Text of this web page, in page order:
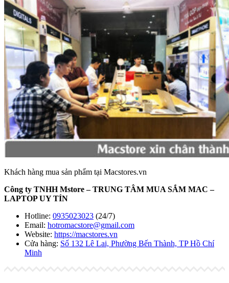
Khách hàng mua sản phẩm tại Macstores.vn
Công ty TNHH Mstore – TRUNG TÂM MUA SẮM MAC –
LAPTOP UY TÍN
Hotline: 0935023023 (24/7)
Email: hotromacstore@gmail.com
Website: https://macstores.vn
Cửa hàng: Số 132 Lê Lai, Phường Bến Thành, TP Hồ Chí
Minh